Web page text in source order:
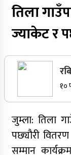
तिला
ज्याकेट र
१०
जुम्ला: तिला
पछ्यौरी
सम्मान